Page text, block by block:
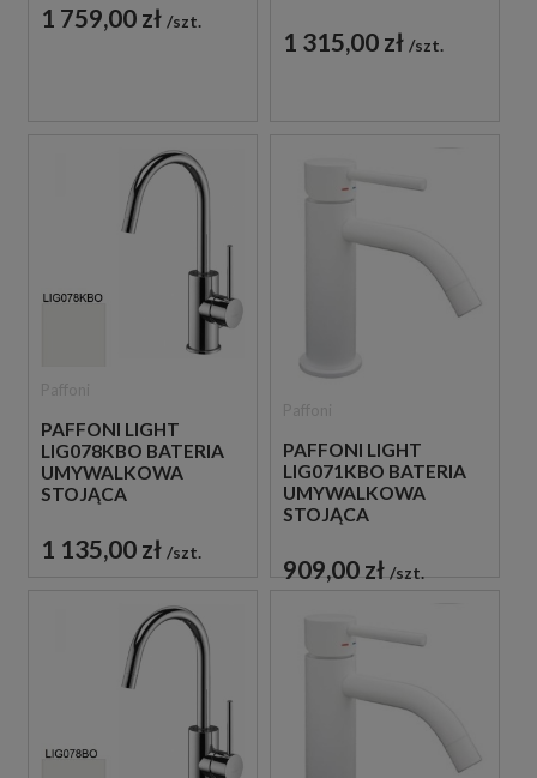
1 759,00 zł szt.
BIAŁA
1 315,00 zł szt.
PAFFONI LIGHT
LIG078KBO BATERIA
UMYWALKOWA
STOJĄCA
BIAŁA
1 135,00 zł szt.
PAFFONI LIGHT
LIG071KBO BATERIA
UMYWALKOWA
STOJĄCA
BIAŁA
909,00 zł szt.